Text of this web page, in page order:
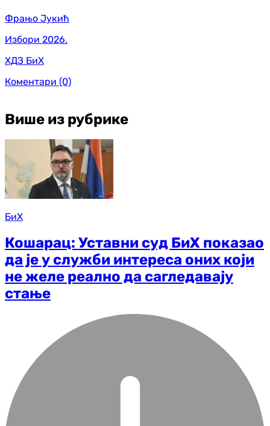
Фрањо Јукић
Избори 2026.
ХДЗ БиХ
Коментари (0)
Више из рубрике
БиХ
Кошарац: Уставни суд БиХ показао
да је у служби интереса оних који
не желе реално да сагледавају
стање